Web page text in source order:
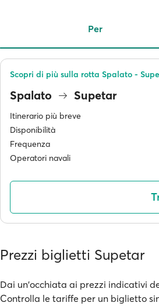
Per
Spalato Supetar
Itinerario più breve
Disponibilità
Frequenza
Operatori navali
Scopri di più sulla rotta Spalato -
Prezzi biglietti Supetar
Dai un'occhiata ai prezzi indicativi
Controlla le tariffe per un biglietto